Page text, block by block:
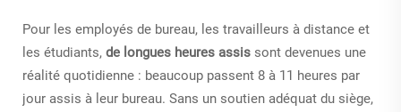
Pour les employés de bureau, les travailleurs à distance et
les étudiants, de longues heures assis sont devenues une
réalité quotidienne : beaucoup passent 8 à 11 heures par
jour assis à leur bureau. Sans un soutien adéquat du siège,